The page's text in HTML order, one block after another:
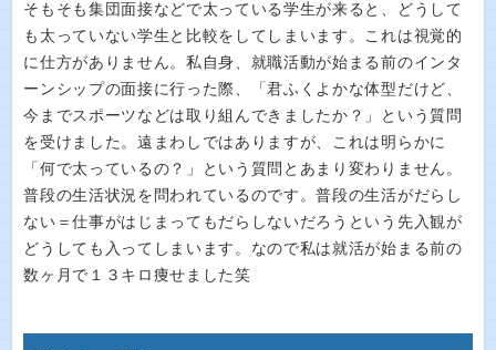
そもそも集団面接などで太っている学生が来ると、どうして
も太っていない学生と比較をしてしまいます。これは視覚的
に仕方がありません。私自身、就職活動が始まる前のインタ
ーンシップの面接に行った際、「君ふくよかな体型だけど、
今までスポーツなどは取り組んできましたか？」という質問
を受けました。遠まわしではありますが、これは明らかに
「何で太っているの？」という質問とあまり変わりません。
普段の生活状況を問われているのです。普段の生活がだらし
ない＝仕事がはじまってもだらしないだろうという先入観が
どうしても入ってしまいます。なので私は就活が始まる前の
数ヶ月で１３キロ痩せました笑